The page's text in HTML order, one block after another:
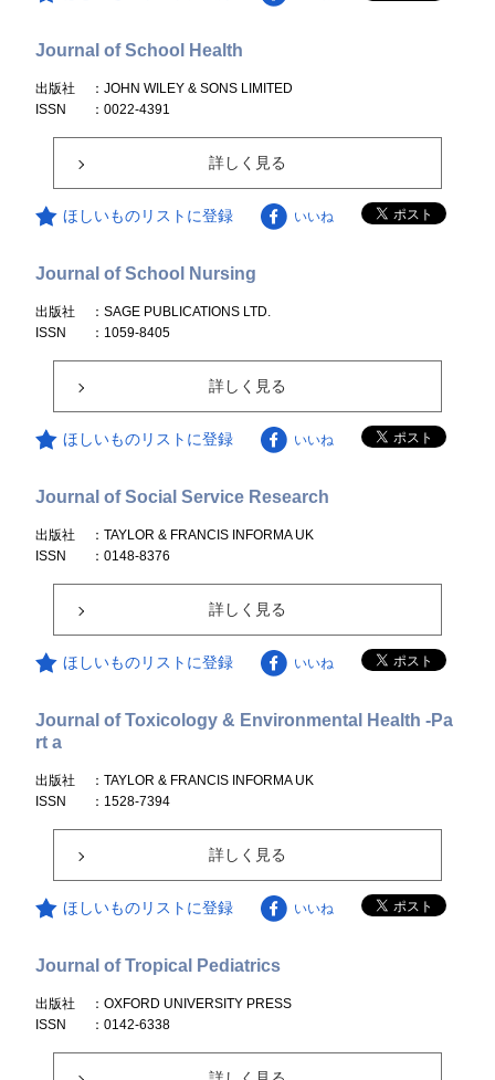
Journal of School Health
出版社
：JOHN WILEY & SONS LIMITED
ISSN
：0022-4391
詳しく見る
ほしいものリストに登録 いいね
Journal of School Nursing
出版社
：SAGE PUBLICATIONS LTD.
ISSN
：1059-8405
詳しく見る
ほしいものリストに登録 いいね
Journal of Social Service Research
出版社
：TAYLOR & FRANCIS INFORMA UK
ISSN
：0148-8376
詳しく見る
ほしいものリストに登録 いいね
Journal of Toxicology & Environmental Health -Pa
rt a
出版社
：TAYLOR & FRANCIS INFORMA UK
ISSN
：1528-7394
詳しく見る
ほしいものリストに登録 いいね
Journal of Tropical Pediatrics
出版社
：OXFORD UNIVERSITY PRESS
ISSN
：0142-6338